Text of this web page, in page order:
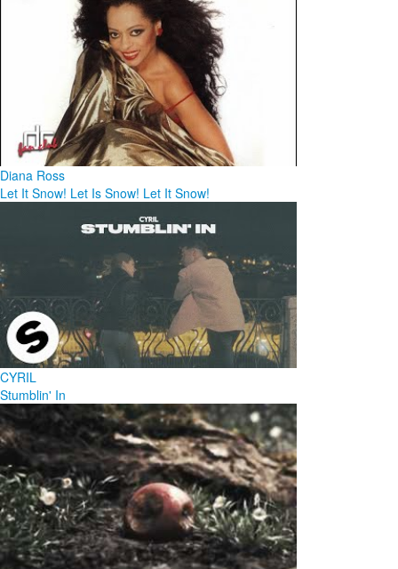
Diana Ross
Let It Snow! Let Is Snow! Let It Snow!
CYRIL
Stumblin' In